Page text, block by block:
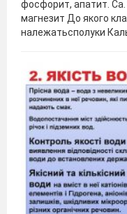
фосфорит, апатит. Ca.
магнезит До якого
належатьсполуки